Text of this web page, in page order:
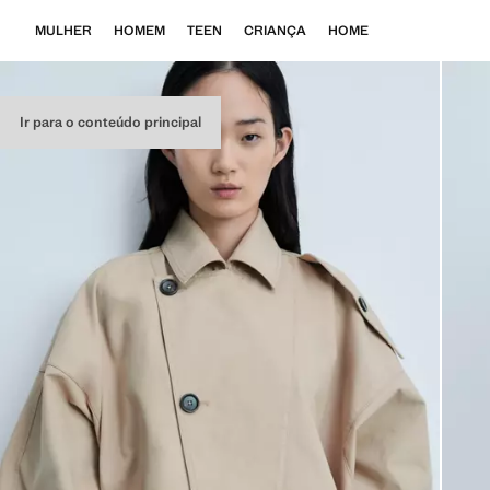
Ir para o conteúdo principal
MULHER HOMEM TEEN CRIANÇA HOME